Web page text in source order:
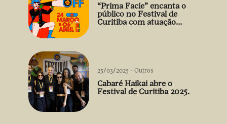
“Prima Facie” encanta o
público no Festival de
Curitiba com atuação
25/03/2025 - Outros
Cabaré Haikai abre o
Festival de Curitiba 2025.